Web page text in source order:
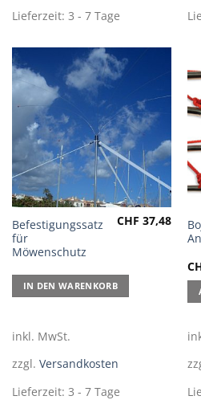
Lieferzeit: 3 - 7 Tage
Befestigungssatz
für
Möwenschutz
CHF 37,48
IN DEN WARENKORB
inkl. MwSt.
zzgl. Versandkosten
Lieferzeit: 3 - 7 Tage